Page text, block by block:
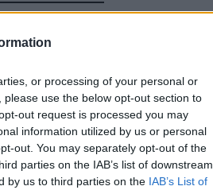
or processing of your personal or
use the below opt-out section to
out request is processed you may
information utilized by us or personal
out. You may separately opt-out of the
parties on the IAB’s list of downstream
by us to third parties on the IAB’s List of